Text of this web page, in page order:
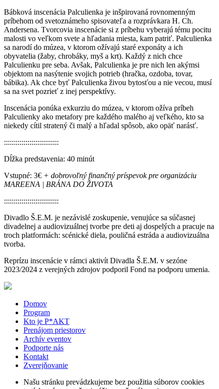
Bábková inscenácia Palculienka je inšpirovaná rovnomenným
príbehom od svetoznámeho spisovateľa a rozprávkara H. Ch.
Andersena. Tvorcovia inscenácie si z príbehu vyberajú tému pocitu
malosti vo veľkom svete a hľadania miesta, kam patriť. Palculienka
sa narodí do múzea, v ktorom ožívajú staré exponáty a ich
obyvatelia (žaby, chrobáky, myš a krt). Každý z nich chce
Palculienku pre seba. Avšak, Palculienka je pre nich len akýmsi
objektom na nasýtenie svojich potrieb (hračka, ozdoba, tovar,
bábika). Ak chce byť Palculienka živou bytosťou a nie vecou, musí
sa na svet pozrieť z inej perspektívy.
Inscenácia ponúka exkurziu do múzea, v ktorom ožíva príbeh
Palculienky ako metafory pre každého malého aj veľkého, kto sa
niekedy cítil stratený či malý a hľadal spôsob, ako opäť narásť.
::::::::::::::::::::::::::::
Dĺžka predstavenia: 40 minút
Vstupné: 3€ + dobrovoľný finančný príspevok pre organizáciu
MAREENA | BRÁNA DO ŽIVOTA
::::::::::::::::::::::::::::
Divadlo Š.E.M. je nezávislé zoskupenie, venujúce sa súčasnej
divadelnej a audiovizuálnej tvorbe pre deti aj dospelých a pracuje na
troch platformách: scénické diela, pouličná estráda a audiovizuálna
tvorba.
Reprízu inscenácie v rámci aktivít Divadla Š.E.M. v sezóne
2023/2024 z verejných zdrojov podporil Fond na podporu umenia.
Domov
Program
Kto je P*AKT
Prenájom priestorov
Archív eventov
Podporte nás
Kontakt
Zverejňovanie
Našu stránku prevádzkujeme bez použitia súborov cookies